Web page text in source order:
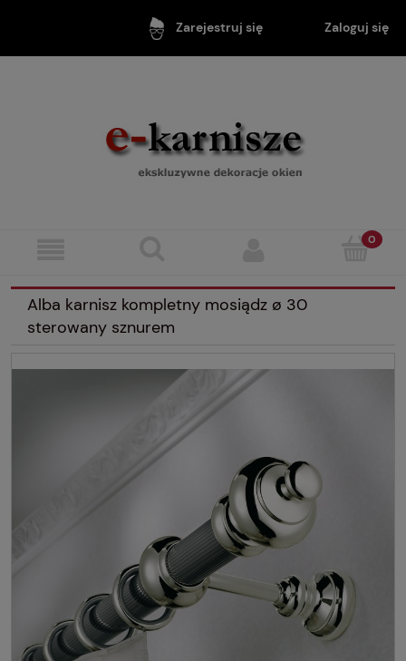
Zarejestruj się Zaloguj się
Alba karnisz kompletny mosiądz ø 30
sterowany sznurem